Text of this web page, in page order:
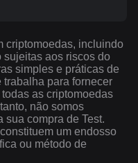
criptomoedas, incluindo
sujeitas aos riscos do
simples e práticas de
trabalha para fornecer
as criptomoedas
não somos
sua compra de Test.
um endosso
ou método de